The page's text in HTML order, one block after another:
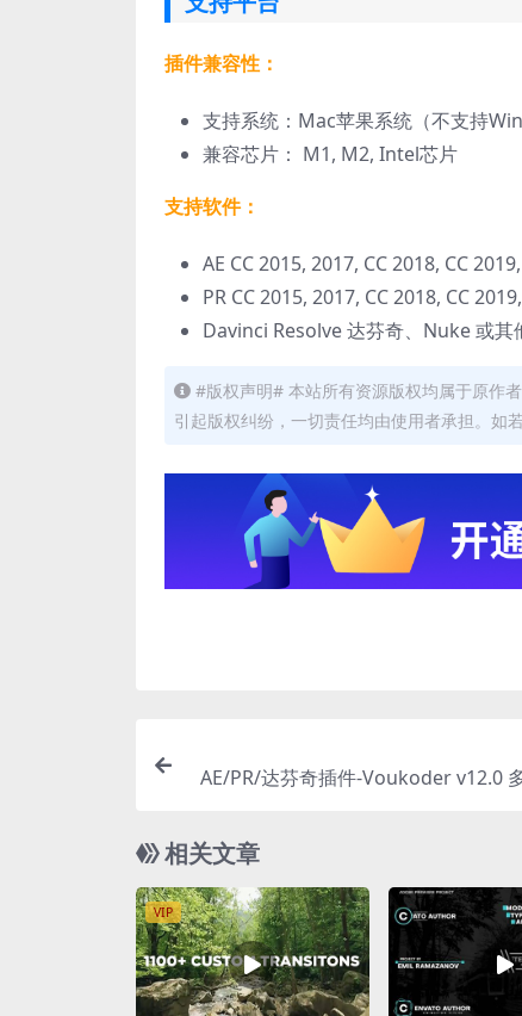
插件兼容性：
支持系统：Mac苹果系统（不支持
兼容芯片： M1, M2, Intel芯片
支持软件：
AE CC 2015, 2017, CC 2018, CC
PR CC 2015, 2017, CC 2018, CC
Davinci Resolve 达芬奇、Nuke 或其
#版权声明# 本站所有资源版权均属于原作
引起版权纠纷，一切责任均由使用者承担。如
AE/PR/达芬奇插件-Voukoder v12.0
相关文章
VIP